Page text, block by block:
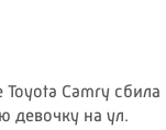
Toyota Camry сбила
девочку на ул.